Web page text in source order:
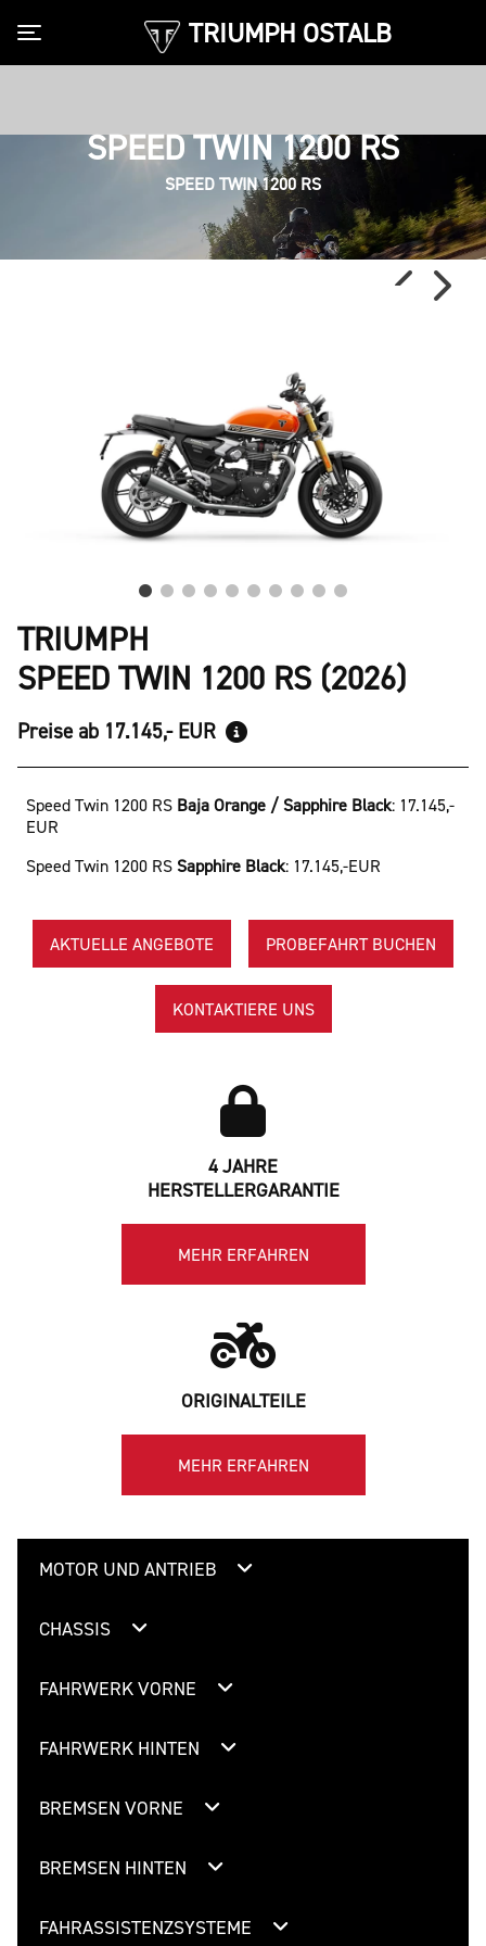
TRIUMPH OSTALB
Toggle navigation
SPEED TWIN 1200 RS
SPEED TWIN 1200 RS
TRIUMPH
SPEED TWIN 1200 RS (2026)
Preise ab 17.145,- EUR
Speed Twin 1200 RS Baja Orange / Sapphire Black: 17.145,-
EUR
Speed Twin 1200 RS Sapphire Black: 17.145,-EUR
PROBEFAHRT BUCHEN
AKTUELLE ANGEBOTE
KONTAKTIERE UNS
4 JAHRE
HERSTELLERGARANTIE
MEHR ERFAHREN
ORIGINALTEILE
MEHR ERFAHREN
MOTOR UND ANTRIEB
CHASSIS
FAHRWERK VORNE
FAHRWERK HINTEN
BREMSEN VORNE
BREMSEN HINTEN
FAHRASSISTENZSYSTEME